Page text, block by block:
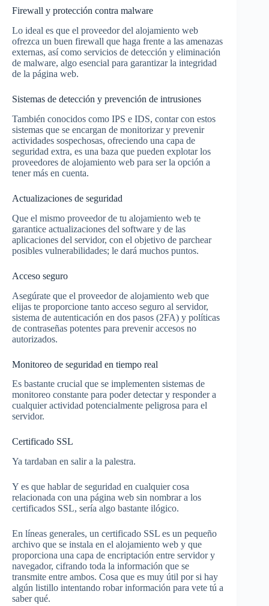
Firewall y protección contra malware
Lo ideal es que el proveedor del alojamiento web
ofrezca un buen firewall que haga frente a las amenazas
externas, así como servicios de detección y eliminación
de malware, algo esencial para garantizar la integridad
de la página web.
Sistemas de detección y prevención de intrusiones
También conocidos como IPS e IDS, contar con estos
sistemas que se encargan de monitorizar y prevenir
actividades sospechosas, ofreciendo una capa de
seguridad extra, es una baza que pueden explotar los
proveedores de alojamiento web para ser la opción a
tener más en cuenta.
Actualizaciones de seguridad
Que el mismo proveedor de tu alojamiento web te
garantice actualizaciones del software y de las
aplicaciones del servidor, con el objetivo de parchear
posibles vulnerabilidades; le dará muchos puntos.
Acceso seguro
Asegúrate que el proveedor de alojamiento web que
elijas te proporcione tanto acceso seguro al servidor,
sistema de autenticación en dos pasos (2FA) y políticas
de contraseñas potentes para prevenir accesos no
autorizados.
Monitoreo de seguridad en tiempo real
Es bastante crucial que se implementen sistemas de
monitoreo constante para poder detectar y responder a
cualquier actividad potencialmente peligrosa para el
servidor.
Certificado SSL
Ya tardaban en salir a la palestra.
Y es que hablar de seguridad en cualquier cosa
relacionada con una página web sin nombrar a los
certificados SSL, sería algo bastante ilógico.
En líneas generales, un certificado SSL es un pequeño
archivo que se instala en el alojamiento web y que
proporciona una capa de encriptación entre servidor y
navegador, cifrando toda la información que se
transmite entre ambos. Cosa que es muy útil por si hay
algún listillo intentando robar información para vete tú a
saber qué.